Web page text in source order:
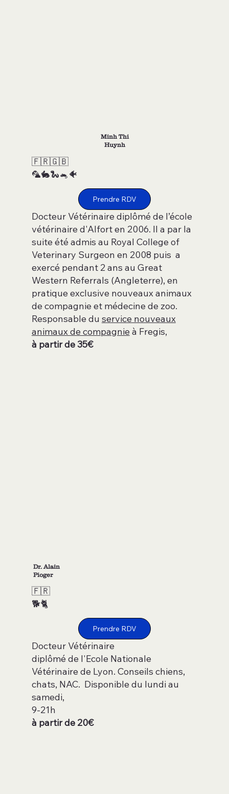
Minh Thi
Huynh
🇫🇷🇬🇧
🦜🐇🐍🐁🐠
Prendre RDV
Docteur Vétérinaire diplômé de l’école
vétérinaire d'Alfort en 2006. Il a par la
suite été admis au Royal College of
Veterinary Surgeon en 2008 puis a
exercé pendant 2 ans au Great
Western Referrals (Angleterre), en
pratique exclusive nouveaux animaux
de compagnie et médecine de zoo.
Responsable du service nouveaux
animaux de compagnieà Fregis,
à partir de 35€
Dr. Alain
Pioger
🇫🇷
🐕🐈
Prendre RDV
Docteur Vétérinaire
diplômé de l'Ecole Nationale
Vétérinaire de Lyon. Conseils chiens,
chats, NAC. Disponible du lundi au
samedi,
9-21h
à partir de 20€